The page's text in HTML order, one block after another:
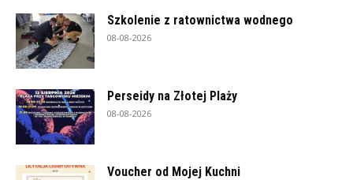
Szkolenie z ratownictwa wodnego
08-08-2026
Perseidy na Złotej Plaży
08-08-2026
Voucher od Mojej Kuchni